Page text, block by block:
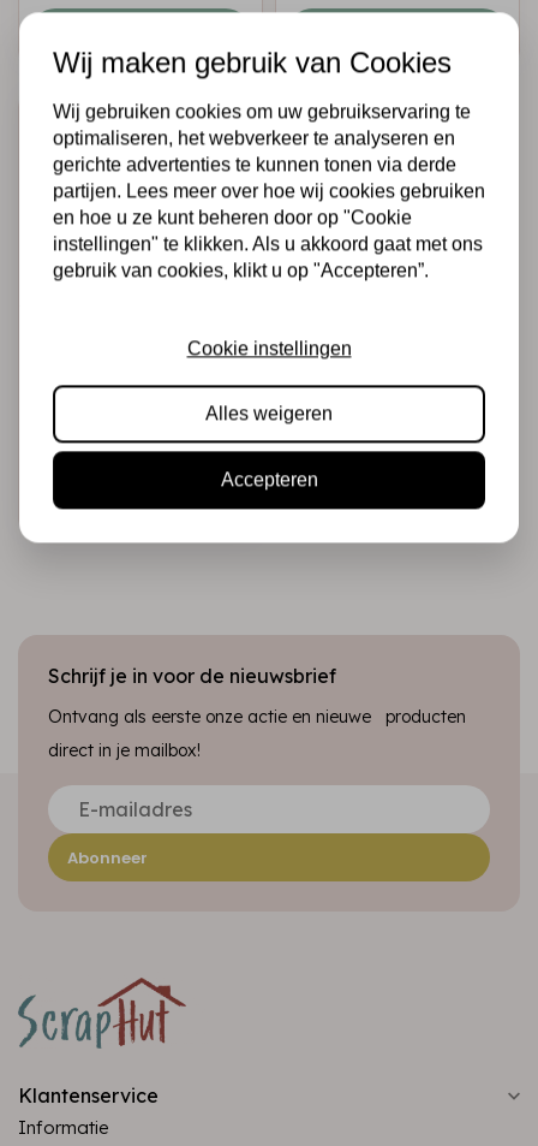
Under the Tuscan
Sun Creative Pad
€8,50 Op voorraad
Schrijf je in voor de nieuwsbrief
Ontvang als eerste onze actie en nieuwe producten
direct in je mailbox!
Abonneer
Klantenservice
Informatie
Wij maken gebruik van Cookies
Wij gebruiken cookies om uw gebruikservaring te
optimaliseren, het webverkeer te analyseren en
gerichte advertenties te kunnen tonen via derde
partijen. Lees meer over hoe wij cookies gebruiken
en hoe u ze kunt beheren door op "Cookie
instellingen" te klikken. Als u akkoord gaat met ons
gebruik van cookies, klikt u op "Accepteren”.
Cookie instellingen
Alles weigeren
Accepteren